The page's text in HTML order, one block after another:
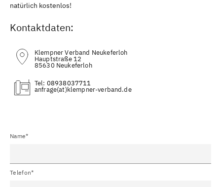
natürlich kostenlos!
Kontaktdaten:
Klempner Verband Neukeferloh
Hauptstraße 12
85630 Neukeferloh
Tel: 08938037711
(at)
Name*
Telefon*